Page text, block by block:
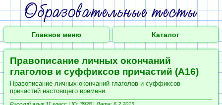
Главное меню Каталог
Правописание личных окончаний
глаголов и суффиксов причастий (А16)
Правописание личных окончаний глаголов и суффиксов
причастий настоящего времени.